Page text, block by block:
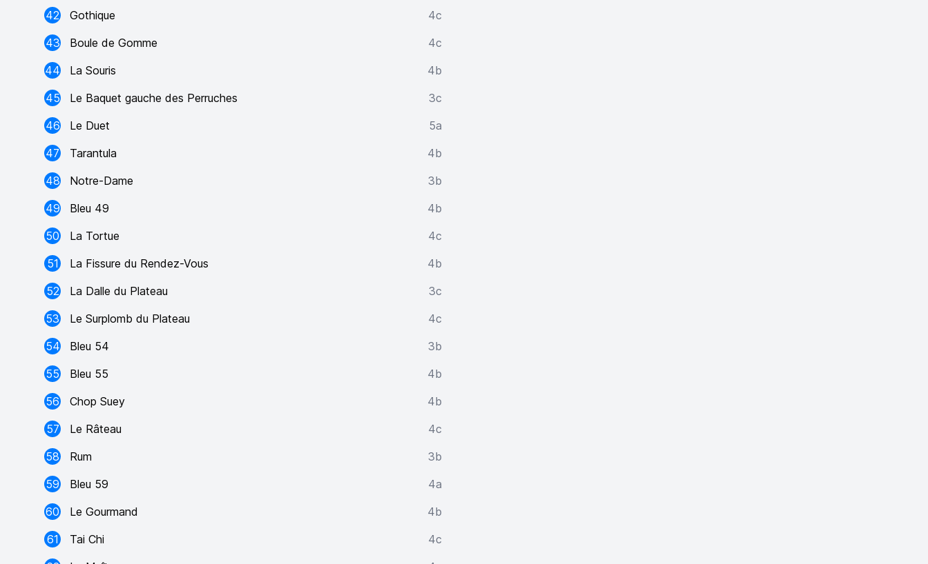
42
Gothique
4c
43
Boule de Gomme
4c
44
La Souris
4b
45
Le Baquet gauche des Perruches
3c
46
Le Duet
5a
47
Tarantula
4b
48
Notre-Dame
3b
49
Bleu 49
4b
50
La Tortue
4c
51
La Fissure du Rendez-Vous
4b
52
La Dalle du Plateau
3c
53
Le Surplomb du Plateau
4c
54
Bleu 54
3b
55
Bleu 55
4b
56
Chop Suey
4b
57
Le Râteau
4c
58
Rum
3b
59
Bleu 59
4a
60
Le Gourmand
4b
61
Tai Chi
4c